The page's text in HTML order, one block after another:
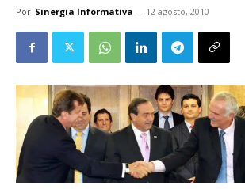
Por Sinergia Informativa - 12 agosto, 2010